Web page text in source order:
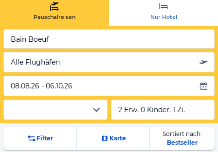
Pauschalreisen Nur Hotel
Bain Boeuf
Alle Flughäfen
08.08.26 - 06.10.26
2 Erw, 0 Kinder, 1 Zi.
Filter Karte
Sortiert nach:
Bestseller